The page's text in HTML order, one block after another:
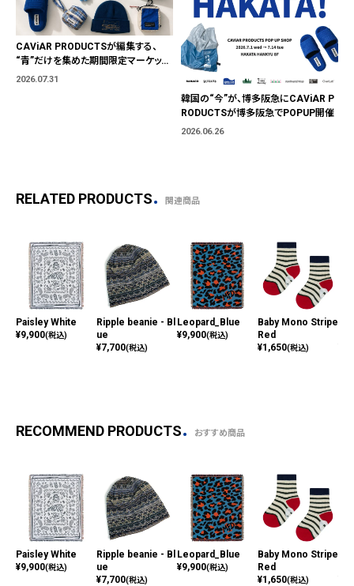
CAViAR PRODUCTSが編集する、
“青”だけを集めた期間限定マーケット
「BLUE MARKET」が横浜に。ブランド
2026.07.31
韓国の“今”が、博多阪急にCAViAR P
RODUCTSが博多阪急でPOPUP開催
2026.06.26
RELATED PRODUCTS 関連商品
Paisley White
¥9,900(税込)
Ripple beanie - Bl
ue
¥7,700(税込)
Leopard_Blue
¥9,900(税込)
Baby Mono Stripe
Red
¥1,650(税込)
RECOMMEND PRODUCTS おすすめ商品
Paisley White
¥9,900(税込)
Ripple beanie - Bl
ue
¥7,700(税込)
Leopard_Blue
¥9,900(税込)
Baby Mono Stripe
Red
¥1,650(税込)